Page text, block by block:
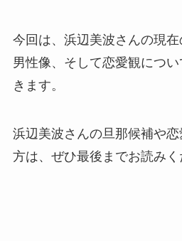
今回は、浜辺美波さんの現
男性像、そして恋愛観につ
きます。
浜辺美波さんの旦那候補や
方は、ぜひ最後までお読みく